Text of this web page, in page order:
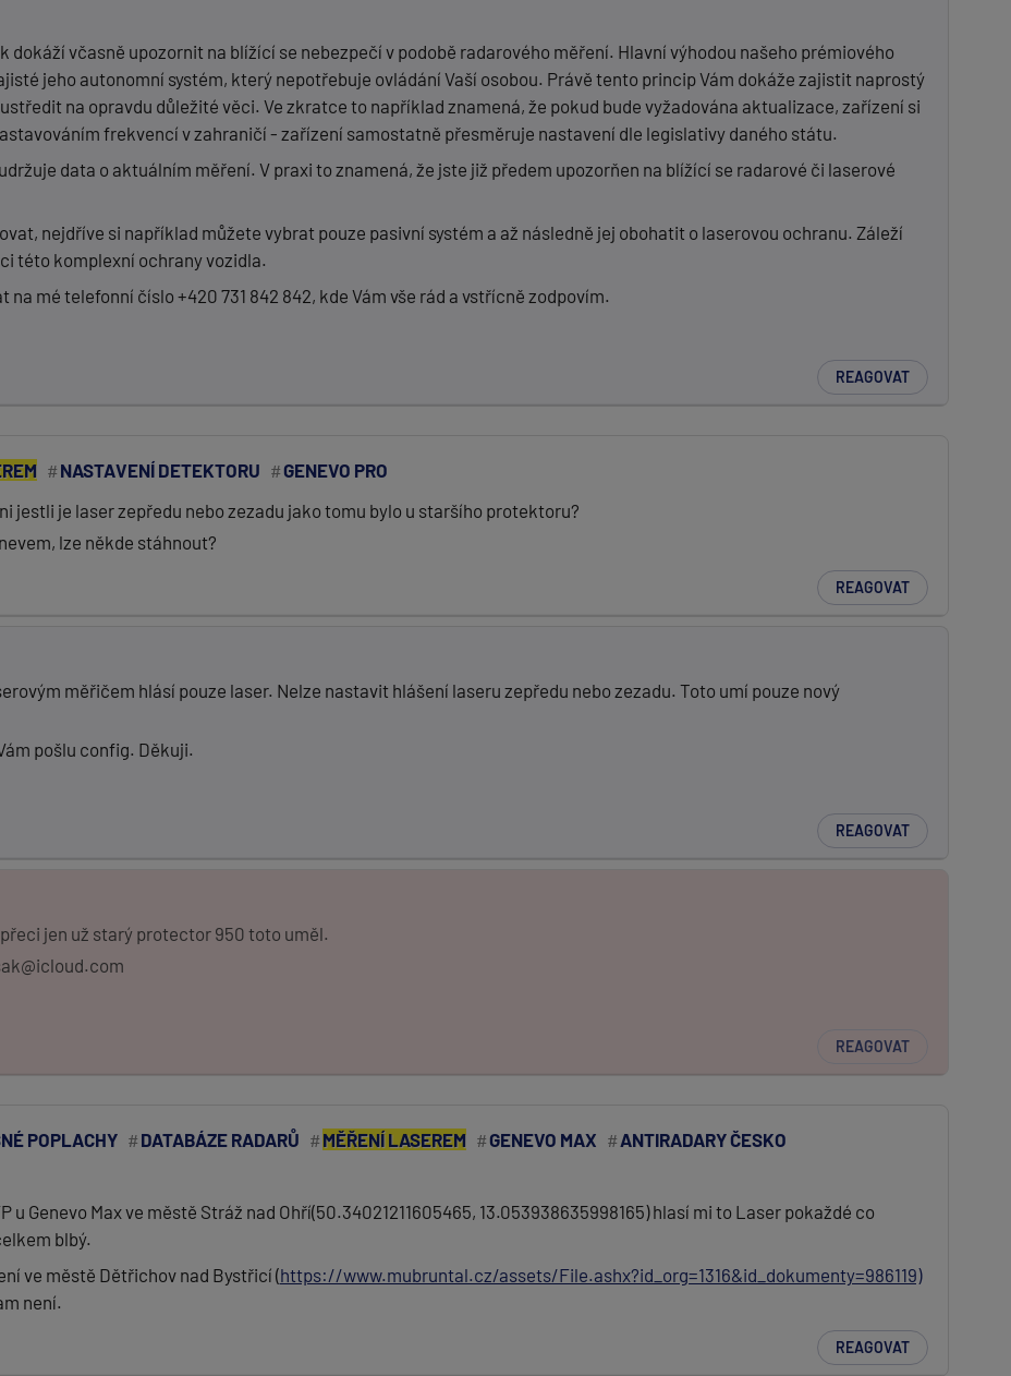
dokáží včasně upozornit na blížící se nebezpečí v podobě radarového měření. Hlavní výhodou našeho prémiového
jeho autonomní systém, který nepotřebuje ovládání Vaší osobou. Právě tento princip Vám dokáže zajistit naprostý
na opravdu důležité věci. Ve zkratce to například znamená, že pokud bude vyžadována aktualizace, zařízení si
frekvencí v zahraničí - zařízení samostatně přesměruje nastavení dle legislativy daného státu.
data o aktuálním měření. V praxi to znamená, že jste již předem upozorňen na blížící se radarové či laserové
nejdříve si například můžete vybrat pouze pasivní systém a až následně jej obohatit o laserovou ochranu. Záleží
této komplexní ochrany vozidla.
mé telefonní číslo +420 731 842 842, kde Vám vše rád a vstřícně zodpovím.
REAGOVAT
NASTAVENÍ DETEKTORU
GENEVO PRO
jestli je laser zepředu nebo zezadu jako tomu bylo u staršího protektoru?
lze někde stáhnout?
REAGOVAT
měřičem hlásí pouze laser. Nelze nastavit hlášení laseru zepředu nebo zezadu. Toto umí pouze nový
pošlu config. Děkuji.
REAGOVAT
jen už starý protector 950 toto uměl.
REAGOVAT
POPLACHY DATABÁZE RADARŮ MĚŘENÍ LASEREM GENEVO MAX
ANTIRADARY ČESKO
Genevo Max ve městě Stráž nad Ohří(50.34021211605465, 13.053938635998165) hlasí mi to Laser pokaždé co
blbý.
ve městě Dětřichov nad Bystřicí (https://www.mubruntal.cz/assets/File.ashx?id_org=1316&id_dokumenty=986119)
není.
REAGOVAT